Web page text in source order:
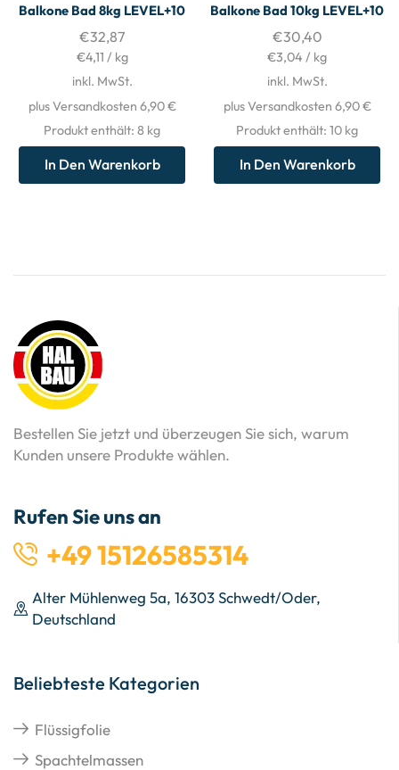
Balkone Bad 8kg LEVEL+10
€32,87
€4,11 / kg
inkl. MwSt.
plus Versandkosten 6,90 €
Produkt enthält: 8 kg
In Den Warenkorb
Balkone Bad 10kg LEVEL+10
€30,40
€3,04 / kg
inkl. MwSt.
plus Versandkosten 6,90 €
Produkt enthält: 10 kg
In Den Warenkorb
Bestellen Sie jetzt und überzeugen Sie sich, warum
Kunden unsere Produkte wählen.
Rufen Sie uns an
+49 15126585314
Alter Mühlenweg 5a, 16303 Schwedt/Oder,
Deutschland
Beliebteste Kategorien
Flüssigfolie
Spachtelmassen